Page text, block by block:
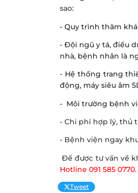
sao:
- Quy trình thăm
- Đội ngũ y tá, điều
nhà, bệnh nhân là
- Hệ thống trang
động, máy siêu âm
- Môi trường bệnh
- Chi phí hợp lý, thủ
- Bệnh viện ngay
Để được tư vấn về
Hotline 091 585 0770.
Tweet